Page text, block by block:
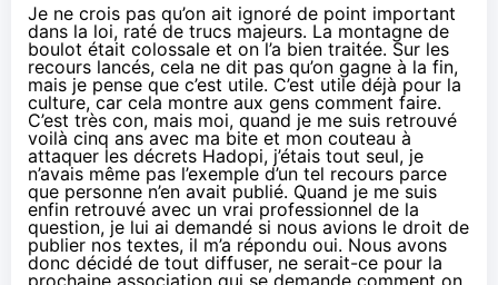
Je ne crois pas qu’on ait ignoré de point important
dans la loi, raté de trucs majeurs. La montagne de
boulot était colossale et on l’a bien traitée. Sur les
recours lancés, cela ne dit pas qu’on gagne à la fin,
mais je pense que c’est utile. C’est utile déjà pour la
culture, car cela montre aux gens comment faire.
C’est très con, mais moi, quand je me suis retrouvé
voilà cinq ans avec ma bite et mon couteau à
attaquer les décrets Hadopi, j’étais tout seul, je
n’avais même pas l’exemple d’un tel recours parce
que personne n’en avait publié. Quand je me suis
enfin retrouvé avec un vrai professionnel de la
question, je lui ai demandé si nous avions le droit de
publier nos textes, il m’a répondu oui. Nous avons
donc décidé de tout diffuser, ne serait-ce pour la
prochaine association qui se demande comment on